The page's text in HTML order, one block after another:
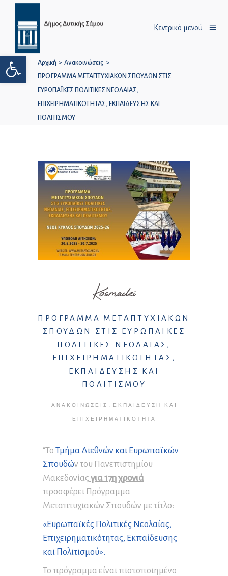
Ανοίξτε τη γραμμή εργαλείων
Κεντρικό μενού
Αρχική > Ανακοινώσεις >
ΠΡΟΓΡΑΜΜΑ ΜΕΤΑΠΤΥΧΙΑΚΩΝ ΣΠΟΥΔΩΝ ΣΤΙΣ
ΕΥΡΩΠΑΪΚΕΣ ΠΟΛΙΤΙΚΕΣ ΝΕΟΛΑΙΑΣ,
ΕΠΙΧΕΙΡΗΜΑΤΙΚΟΤΗΤΑΣ, ΕΚΠΑΙΔΕΥΣΗΣ ΚΑΙ
ΠΟΛΙΤΙΣΜΟΥ
Kosmadei
ΠΡΟΓΡΑΜΜΑ ΜΕΤΑΠΤΥΧΙΑΚΩΝ
ΣΠΟΥΔΩΝ ΣΤΙΣ ΕΥΡΩΠΑΪΚΕΣ
ΠΟΛΙΤΙΚΕΣ ΝΕΟΛΑΙΑΣ,
ΕΠΙΧΕΙΡΗΜΑΤΙΚΟΤΗΤΑΣ,
ΕΚΠΑΙΔΕΥΣΗΣ ΚΑΙ
ΠΟΛΙΤΙΣΜΟΥ
ΑΝΑΚΟΙΝΏΣΕΙΣ ΕΚΠΑΊΔΕΥΣΗ ΚΑΙ
ΕΠΙΧΕΙΡΗΜΑΤΙΚΌΤΗΤΑ
“Το Τμήμα Διεθνών και Ευρωπαϊκών
Σπουδών του Πανεπιστημίου
Μακεδονίας για 17η χρονιά
προσφέρει Πρόγραμμα
Μεταπτυχιακών Σπουδών με τίτλο:
«Ευρωπαϊκές Πολιτικές Νεολαίας,
Επιχειρηματικότητας, Εκπαίδευσης
και Πολιτισμού».
Το πρόγραμμα είναι πιστοποιημένο